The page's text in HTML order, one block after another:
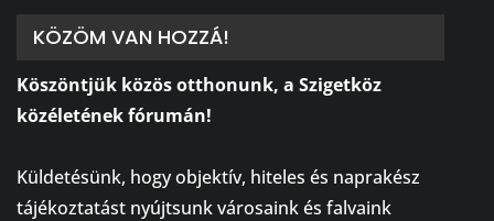
KÖZÖM VAN HOZZÁ!
Köszöntjük közös otthonunk, a Szigetköz
közéletének fórumán!
Küldetésünk, hogy objektív, hiteles és naprakész
tájékoztatást nyújtsunk városaink és falvaink